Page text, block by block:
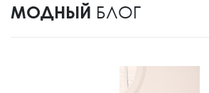
МОДНЫЙ БЛОГ